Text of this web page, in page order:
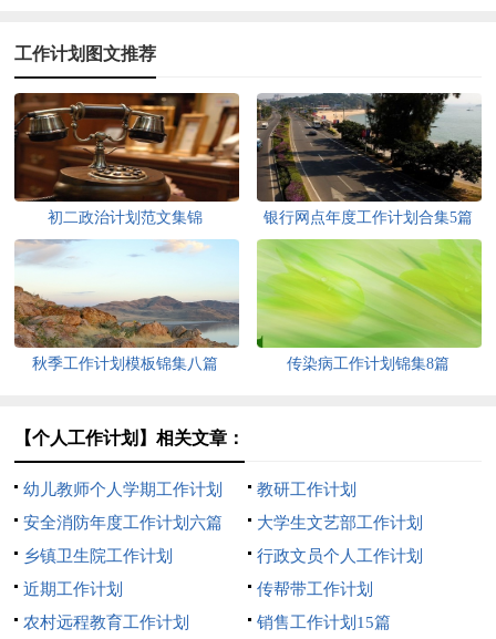
工作计划图文推荐
初二政治计划范文集锦 银行网点年度工作计划合集5篇
秋季工作计划模板锦集八篇 传染病工作计划锦集8篇
【个人工作计划】相关文章：
幼儿教师个人学期工作计划
教研工作计划
安全消防年度工作计划六篇
大学生文艺部工作计划
乡镇卫生院工作计划
行政文员个人工作计划
近期工作计划
传帮带工作计划
农村远程教育工作计划
销售工作计划15篇